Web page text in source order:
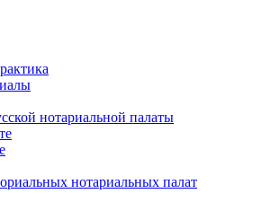
нотариальной палаты
нотариальных палат